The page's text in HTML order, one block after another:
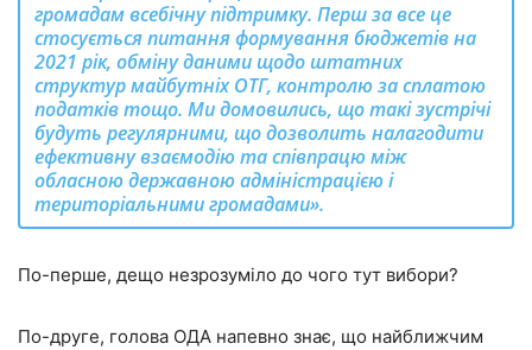
громадам всебічну підтримку. Перш за все це
стосується питання формування бюджетів на
2021 рік, обміну даними щодо штатних
структур майбутніх ОТГ, контролю за сплатою
податків тощо. Ми домовились, що такі зустрічі
будуть регулярними, що дозволить налагодити
ефективну взаємодію та співпрацю між
обласною державною адміністрацією і
територіальними громадами».
По-перше, дещо незрозуміло до чого тут вибори?
По-друге, голова ОДА напевно знає, що найближчим